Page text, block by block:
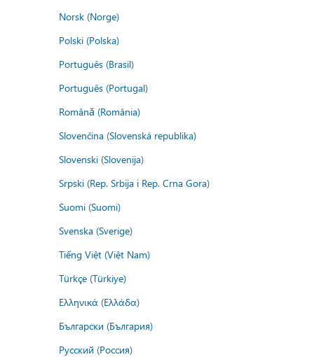
Norsk (Norge)
Polski (Polska)
Português (Brasil)
Português (Portugal)
Română (România)
Slovenčina (Slovenská republika)
Slovenski (Slovenija)
Srpski (Rep. Srbija i Rep. Crna Gora)
Suomi (Suomi)
Svenska (Sverige)
Tiếng Việt (Việt Nam)
Türkçe (Türkiye)
Ελληνικά (Ελλάδα)
Български (България)
Русский (Россия)